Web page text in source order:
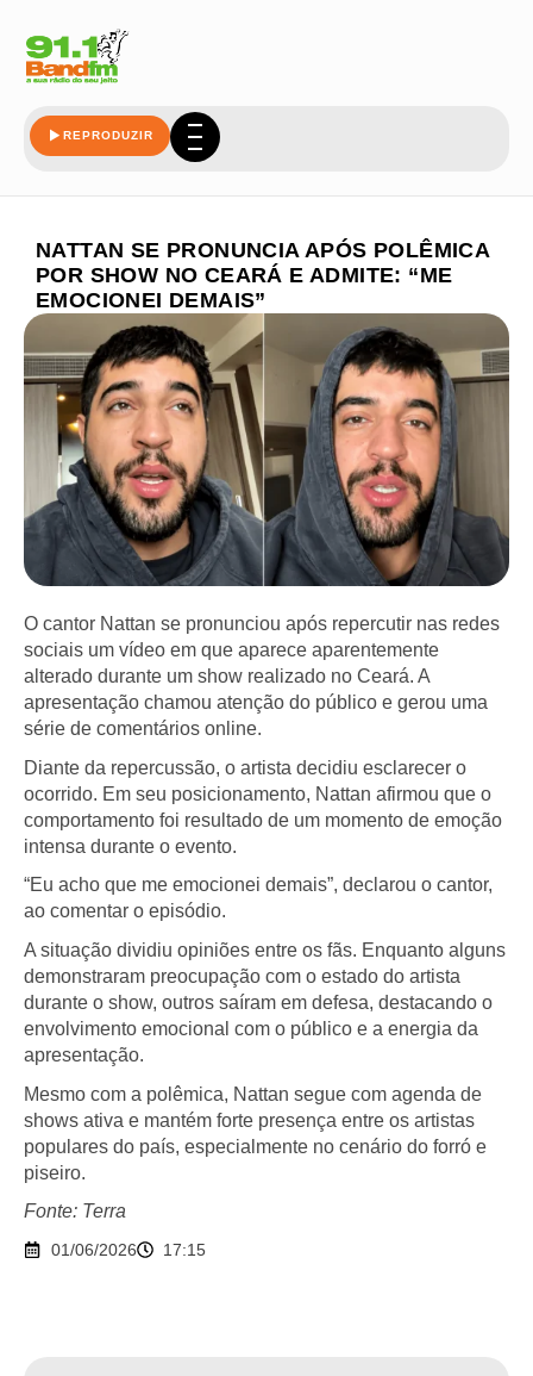
REPRODUZIR
NATTAN SE PRONUNCIA APÓS POLÊMICA
POR SHOW NO CEARÁ E ADMITE: “ME
EMOCIONEI DEMAIS”
O cantor Nattan se pronunciou após repercutir nas redes
sociais um vídeo em que aparece aparentemente
alterado durante um show realizado no Ceará. A
apresentação chamou atenção do público e gerou uma
série de comentários online.
Diante da repercussão, o artista decidiu esclarecer o
ocorrido. Em seu posicionamento, Nattan afirmou que o
comportamento foi resultado de um momento de emoção
intensa durante o evento.
“Eu acho que me emocionei demais”, declarou o cantor,
ao comentar o episódio.
A situação dividiu opiniões entre os fãs. Enquanto alguns
demonstraram preocupação com o estado do artista
durante o show, outros saíram em defesa, destacando o
envolvimento emocional com o público e a energia da
apresentação.
Mesmo com a polêmica, Nattan segue com agenda de
shows ativa e mantém forte presença entre os artistas
populares do país, especialmente no cenário do forró e
piseiro.
Fonte: Terra
01/06/2026 17:15